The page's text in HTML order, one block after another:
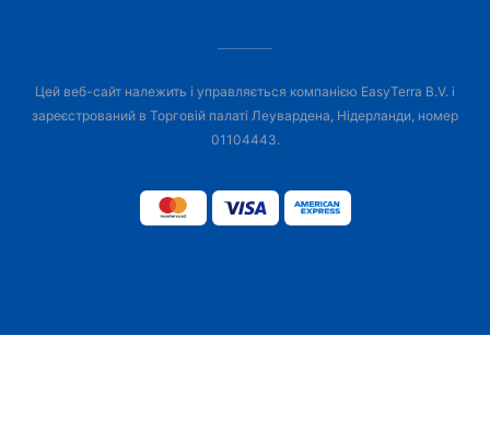
Цей веб-сайт належить і управляється компанією EasyTerra B.V. і
зареєстрований в Торговій палаті Леувардена, Нідерланди, номер
01104443.